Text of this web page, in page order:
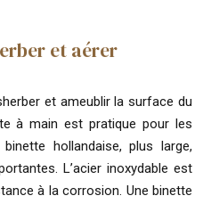
et aérer
et ameublir la surface du
à main est pratique pour les
hollandaise, plus large,
L’acier inoxydable est
à la corrosion. Une binette